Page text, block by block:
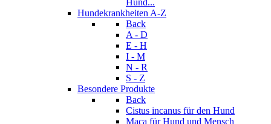
Hund...
Hundekrankheiten A-Z
Back
A - D
E - H
I - M
N - R
S - Z
Besondere Produkte
Back
Cistus incanus für den Hund
Maca für Hund und Mensch